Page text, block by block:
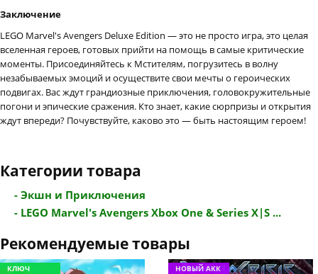
Заключение
LEGO Marvel's Avengers Deluxe Edition — это не просто игра, это целая
вселенная героев, готовых прийти на помощь в самые критические
моменты. Присоединяйтесь к Мстителям, погрузитесь в волну
незабываемых эмоций и осуществите свои мечты о героических
подвигах. Вас ждут грандиозные приключения, головокружительные
погони и эпические сражения. Кто знает, какие сюрпризы и открытия
ждут впереди? Почувствуйте, каково это — быть настоящим героем!
Категории товара
- Экшн и Приключения
- LEGO Marvel's Avengers Xbox One & Series X|S ...
Рекомендуемые товары
КЛЮЧ
НОВЫЙ АКК